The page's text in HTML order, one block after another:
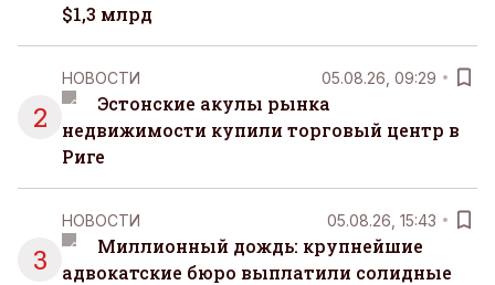
$1,3 млрд
2
НОВОСТИ 05.08.26, 09:29
Эстонские акулы рынка
недвижимости купили торговый центр в
Риге
3
НОВОСТИ 05.08.26, 15:43
Миллионный дождь: крупнейшие
адвокатские бюро выплатили солидные